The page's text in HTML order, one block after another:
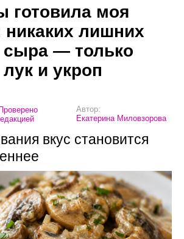
готовила моя
никаких лишних
сыра — только
и укроп
Проверено
Автор:
Екатерина Миловзорова
вкус становится